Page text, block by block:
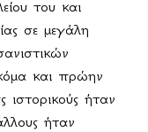
του και
σε μεγάλη
και πρώην
ήταν
ήταν